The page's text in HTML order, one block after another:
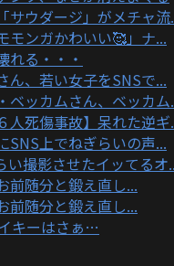
サウダージ」がメチャ流
モンガかわいい🥰」ナ...
れる・・・
ん、若い女子をSNSで...
ベッカムさん、ベッカム
人死傷事故】呆れた逆ギ
SNS上でねぎらいの声...
い撮影させたイッてるオ
前随分と鍛え直し...
前随分と鍛え直し...
キーはさぁ…